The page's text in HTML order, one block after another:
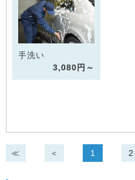
手洗い
3,080円～
≪ ＜ 1 2